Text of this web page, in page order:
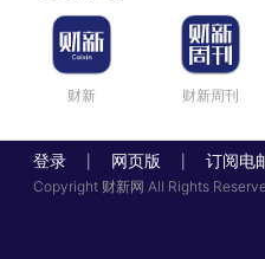
财新 财新周刊
登录 网页版 订阅电
Copyright 财新网 All Rights